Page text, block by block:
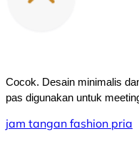
Cocok. Desain minimalis
pas digunakan untuk
jam tangan fashion pria